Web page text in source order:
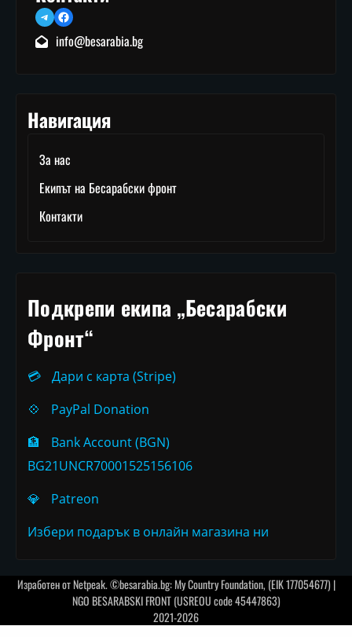
TelegramFacebook
info@besarabia.bg
Навигация
За нас
Екипът на Бесарабски фронт
Контакти
Подкрепи екипа „Бесарабски
Фронт“
💳
Дари с карта (Stripe)
💠
PayPal Donation
🏦
Bank Account (BGN)
BG21UNCR70001525156106
💎
Patreon
Избери подарък в онлайн магазина ни
Изработен отNetpeak. ©besarabia.bg: My Country Foundation, (EIK 177054677) |
NGO BESARABSKI FRONT (USREOU code 45447863)
2021-2026